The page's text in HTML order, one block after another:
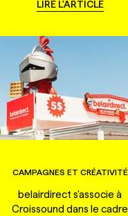
LIRE L'ARTICLE
CAMPAGNES ET CRÉATIVITÉ
belairdirect s'associe à
Croissound dans le cadre